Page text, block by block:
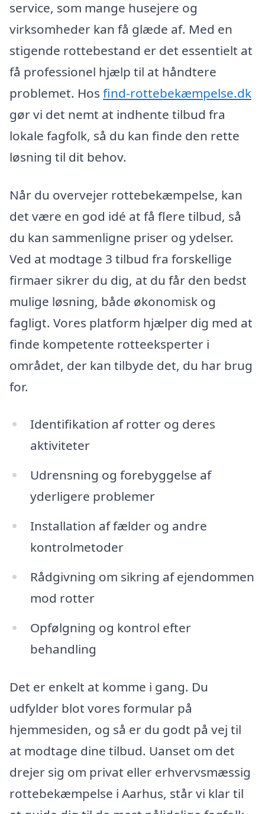
service, som mange husejere og
virksomheder kan få glæde af. Med en
stigende rottebestand er det essentielt at
få professionel hjælp til at håndtere
problemet. Hos find-rottebekæmpelse.dk
gør vi det nemt at indhente tilbud fra
lokale fagfolk, så du kan finde den rette
løsning til dit behov.
Når du overvejer rottebekæmpelse, kan
det være en god idé at få flere tilbud, så
du kan sammenligne priser og ydelser.
Ved at modtage 3 tilbud fra forskellige
firmaer sikrer du dig, at du får den bedst
mulige løsning, både økonomisk og
fagligt. Vores platform hjælper dig med at
finde kompetente rotteeksperter i
området, der kan tilbyde det, du har brug
for.
Identifikation af rotter og deres
aktiviteter
Udrensning og forebyggelse af
yderligere problemer
Installation af fælder og andre
kontrolmetoder
Rådgivning om sikring af ejendommen
mod rotter
Opfølgning og kontrol efter
behandling
Det er enkelt at komme i gang. Du
udfylder blot vores formular på
hjemmesiden, og så er du godt på vej til
at modtage dine tilbud. Uanset om det
drejer sig om privat eller erhvervsmæssig
rottebekæmpelse i Aarhus, står vi klar til